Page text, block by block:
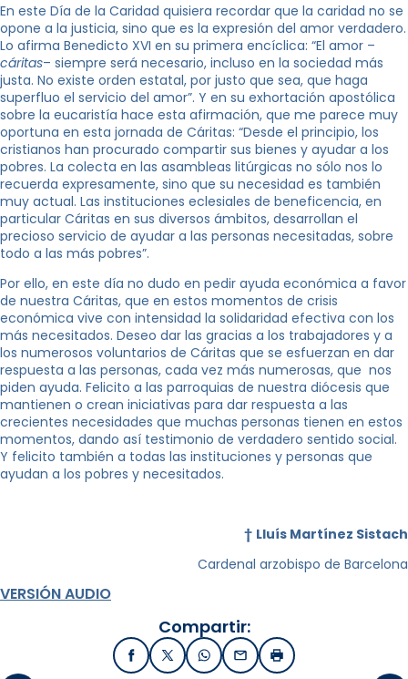
En este Día de la Caridad quisiera recordar que la caridad no se
opone a la justicia, sino que es la expresión del amor verdadero.
Lo afirma Benedicto XVI en su primera encíclica: “El amor –
cáritas– siempre será necesario, incluso en la sociedad más
justa. No existe orden estatal, por justo que sea, que haga
superfluo el servicio del amor”. Y en su exhortación apostólica
sobre la eucaristía hace esta afirmación, que me parece muy
oportuna en esta jornada de Cáritas: “Desde el principio, los
cristianos han procurado compartir sus bienes y ayudar a los
pobres. La colecta en las asambleas litúrgicas no sólo nos lo
recuerda expresamente, sino que su necesidad es también
muy actual. Las instituciones eclesiales de beneficencia, en
particular Cáritas en sus diversos ámbitos, desarrollan el
precioso servicio de ayudar a las personas necesitadas, sobre
todo a las más pobres”.
Por ello, en este día no dudo en pedir ayuda económica a favor
de nuestra Cáritas, que en estos momentos de crisis
económica vive con intensidad la solidaridad efectiva con los
más necesitados. Deseo dar las gracias a los trabajadores y a
los numerosos voluntarios de Cáritas que se esfuerzan en dar
respuesta a las personas, cada vez más numerosas, que nos
piden ayuda. Felicito a las parroquias de nuestra diócesis que
mantienen o crean iniciativas para dar respuesta a las
crecientes necesidades que muchas personas tienen en estos
momentos, dando así testimonio de verdadero sentido social.
Y felicito también a todas las instituciones y personas que
ayudan a los pobres y necesitados.
† Lluís Martínez Sistach
Cardenal arzobispo de Barcelona
VERSIÓN AUDIO
Compartir:
FacebookX / TwitterWhatsApp
EmailImprimir